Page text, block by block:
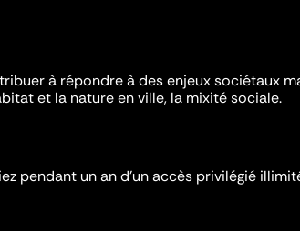
à répondre à des enjeux sociétaux
et la nature en ville, la mixité sociale.
pendant un an d’un accès privilégié